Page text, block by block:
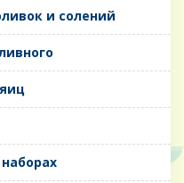
и солений